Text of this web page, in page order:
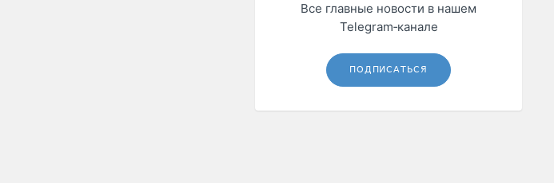
Все главные новости в нашем
Telegram‑канале
ПОДПИСАТЬСЯ